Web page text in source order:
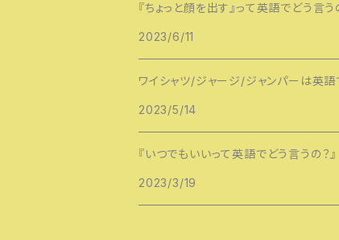
『ちょっと顔を出す』って英語でどう言う
2023/6/11
ワイシャツ/ジャージ/ジャンパーは英語
2023/5/14
『いつでもいいって英語でどう言うの？』
2023/3/19